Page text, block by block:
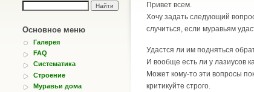
Основное меню
Галерея
FAQ
Систематика
Строение
Муравьи дома
Привет всем.
Хочу задать следующий
случиться, если муравьям
Удастся ли им подняться
И вообще есть ли у лазиусов
Может кому-то эти вопросы
критикуйте строго.